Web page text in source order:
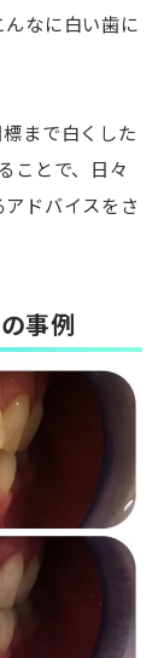
んなに白い歯に
まで白くした
ことで、日々
ドバイスをさ
事例